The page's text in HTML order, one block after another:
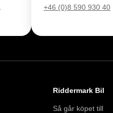
+46 (0)8 590 930 40
Riddermark Bil
Så går köpet till